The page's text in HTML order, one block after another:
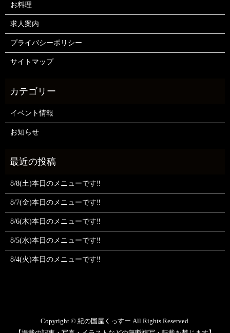
お料理
求人案内
プライバシーポリシー
サイトマップ
イベント情報
お知らせ
8/8(土)本日のメニューです‼️
8/7(金)本日のメニューです‼️
8/6(木)本日のメニューです‼️
8/5(水)本日のメニューです‼️
8/4(火)本日のメニューです‼️
Copyright © 紀の国屋くっすー All Rights Reserved.